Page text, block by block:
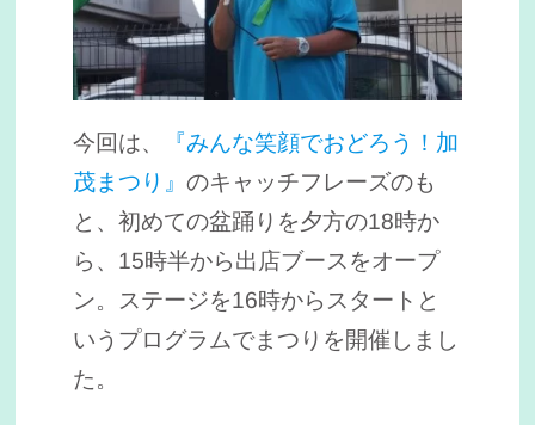
今回は、 『みんな笑顔でおどろう！加
茂まつり』のキャッチフレーズのも
と、初めての盆踊りを夕方の18時か
ら、15時半から出店ブースをオープ
ン。ステージを16時からスタートと
いうプログラムでまつりを開催しまし
た。